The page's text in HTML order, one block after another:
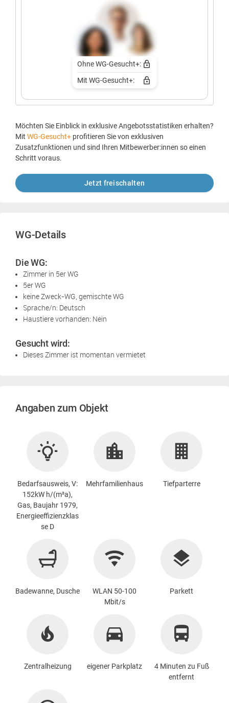
Ohne WG-Gesucht+:
Mit WG-Gesucht+:
Möchten Sie Einblick in exklusive Angebotsstatistiken erhalten?
Mit WG-Gesucht+ profitieren Sie von exklusiven
Zusatzfunktionen und sind Ihren Mitbewerber:innen so einen
Schritt voraus.
Jetzt freischalten
WG-Details
Die WG:
Zimmer in 5er WG
5er WG
keine Zweck-WG, gemischte WG
Sprache/n: Deutsch
Haustiere vorhanden: Nein
Gesucht wird:
Dieses Zimmer ist momentan vermietet
Angaben zum Objekt
Bedarfsausweis, V:
152kW h/(m²a),
Gas, Baujahr 1979,
Energieeffizienzklas
se D
Mehrfamilienhaus Tiefparterre
Badewanne, Dusche
WLAN 50-100
Mbit/s
Parkett
Zentralheizung eigener Parkplatz
4 Minuten zu Fuß
entfernt